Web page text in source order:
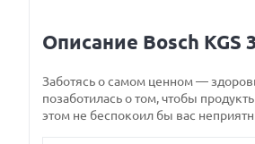
Описание Bosch KGS
Заботясь о самом ценном —
позаботилась о том, чтобы
этом не беспокоил бы вас